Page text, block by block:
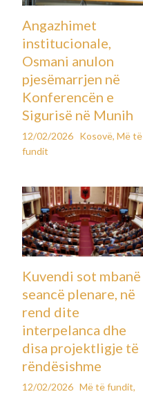
Angazhimet
institucionale,
Osmani anulon
pjesëmarrjen në
Konferencën e
Sigurisë në Munih
12/02/2026 Kosovë,Më të
fundit
Kuvendi sot mbanë
seancë plenare, në
rend dite
interpelanca dhe
disa projektligje të
rëndësishme
12/02/2026 Më të fundit,